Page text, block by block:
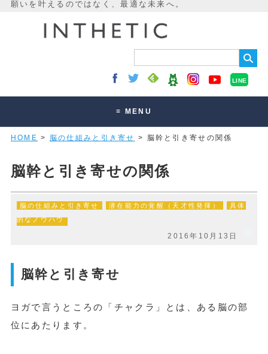
LINE
≡ MENU
未来最適化とは
講座・セッション
読みもの
オンラインサロン
HOME > 脳の仕組みと引き寄せ > 脳幹と引き寄せの関係
脳幹と引き寄せの関係
脳の仕組みと引き寄せ 潜在能力の覚醒（天才性発揮） 具体
的なノウハウ
2016年10月13日
脳幹と引き寄せ
ヨガで言うところの「チャクラ」とは、ある脳の部
位にあたります。